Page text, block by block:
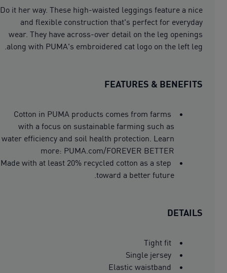
Do it her way. These high-waisted leggings feature a nice
and flexible construction that's perfect for everyday
wear. They have across-over detail on the leg openings
along with PUMA's embroidered cat logo on the left leg.
FEATURES & BENEFITS
Cotton in PUMA products comes from farms
with a focus on sustainable farming such as
water efficiency and soil health protection. Learn
more: PUMA.com/FOREVER BETTER
Made with at least 20% recycled cotton as a step
toward a better future.
DETAILS
Tight fit
Single jersey
Elastic waistband